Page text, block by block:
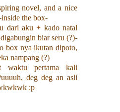
novel, and a nice
the box-
dari aku + kado natal
biar seru (?)-
box nya ikutan dipoto,
nampang (?)
waktu pertama kali
deg deg an asli
:p